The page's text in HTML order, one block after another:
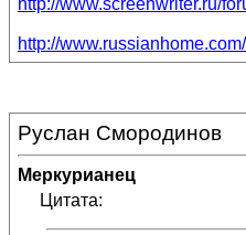
http://www.screenwriter.ru/
http://
Руслан Смородинов
Меркурианец
Цитата: